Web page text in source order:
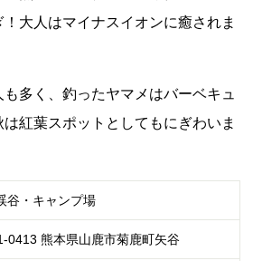
大人はマイナスイオンに癒されま
多く、釣ったヤマメはバーベキュ
紅葉スポットとしてもにぎわいま
谷・キャンプ場
0413 熊本県山鹿市菊鹿町矢谷